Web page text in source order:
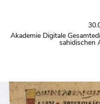
Akademie Digitale
sahidischen